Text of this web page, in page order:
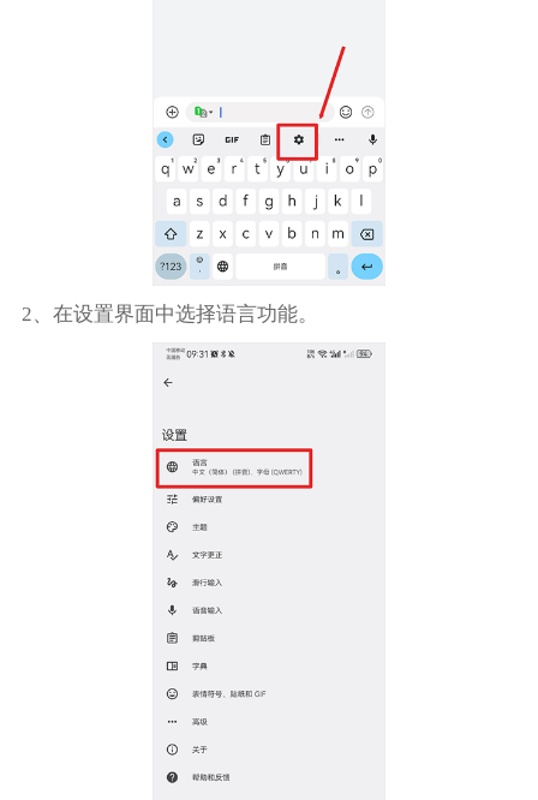
2、在设置界面中选择语言功能。